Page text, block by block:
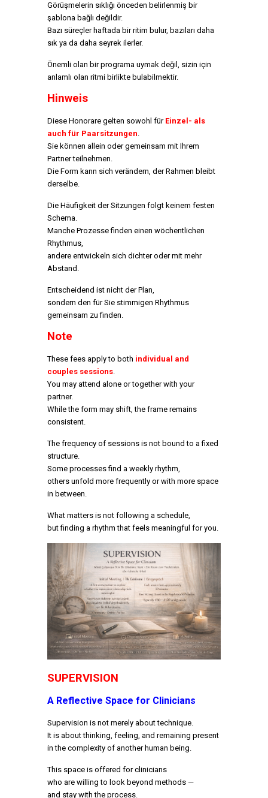
Görüşmelerin sıklığı önceden belirlenmiş bir
şablona bağlı değildir.
Bazı süreçler haftada bir ritim bulur, bazıları daha
sık ya da daha seyrek ilerler.
Önemli olan bir programa uymak değil, sizin için
anlamlı olan ritmi birlikte bulabilmektir.
Hinweis
Diese Honorare gelten sowohl für Einzel- als
auch für Paarsitzungen.
Sie können allein oder gemeinsam mit Ihrem
Partner teilnehmen.
Die Form kann sich verändern, der Rahmen bleibt
derselbe.
Die Häufigkeit der Sitzungen folgt keinem festen
Schema.
Manche Prozesse finden einen wöchentlichen
Rhythmus,
andere entwickeln sich dichter oder mit mehr
Abstand.
Entscheidend ist nicht der Plan,
sondern den für Sie stimmigen Rhythmus
gemeinsam zu finden.
Note
These fees apply to both individual and
couples sessions.
You may attend alone or together with your
partner.
While the form may shift, the frame remains
consistent.
The frequency of sessions is not bound to a fixed
structure.
Some processes find a weekly rhythm,
others unfold more frequently or with more space
in between.
What matters is not following a schedule,
but finding a rhythm that feels meaningful for you.
SUPERVISION
A Reflective Space for Clinicians
Supervision is not merely about technique.
It is about thinking, feeling, and remaining present
in the complexity of another human being.
This space is offered for clinicians
who are willing to look beyond methods —
and stay with the process.